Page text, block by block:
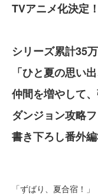
TVアニメ化決定！
シリーズ累計35
「ひと夏の思い
仲間を増やして
ダンジョン攻略
書き下ろし番外編
「ずばり、夏合宿！」